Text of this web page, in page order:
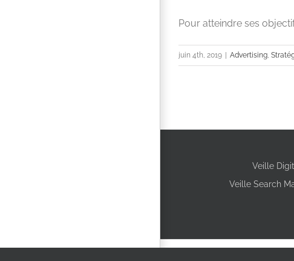
Pour atteindre ses
juin 4th, 2019 Advertising,
Veille
Veille Search